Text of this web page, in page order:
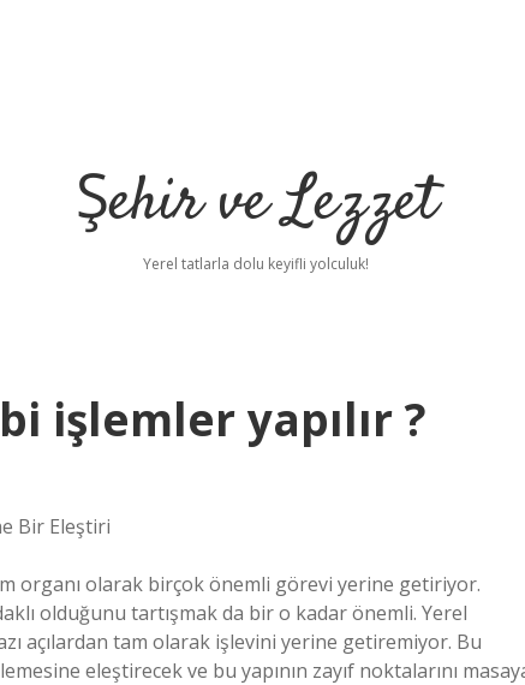
Şehir ve Lezzet
Yerel tatlarla dolu keyifli yolculuk!
işlemler yapılır ?
Bir Eleştiri
organı olarak birçok önemli görevi yerine getiriyor.
olduğunu tartışmak da bir o kadar önemli. Yerel
açılardan tam olarak işlevini yerine getiremiyor. Bu
eleştirecek ve bu yapının zayıf noktalarını